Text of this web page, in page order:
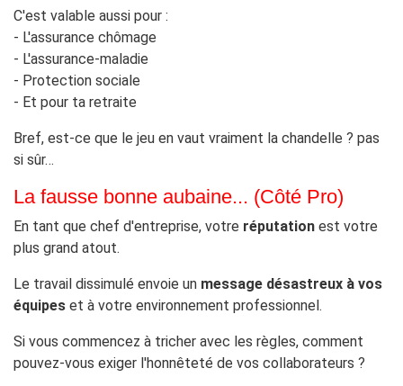
C'est valable aussi pour :
- L'assurance chômage
- L'assurance-maladie
- Protection sociale
- Et pour ta retraite
Bref, est-ce que le jeu en vaut vraiment la chandelle ? pas
si sûr…
La fausse bonne aubaine... (Côté Pro)
En tant que chef d'entreprise, votre réputation est votre
plus grand atout.
Le travail dissimulé envoie un message désastreux à vos
équipes et à votre environnement professionnel.
Si vous commencez à tricher avec les règles, comment
pouvez-vous exiger l'honnêteté de vos collaborateurs ?